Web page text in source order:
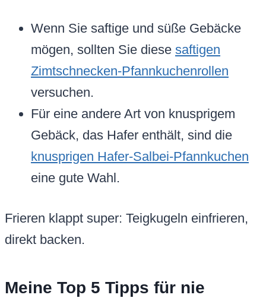
Wenn Sie saftige und süße Gebäcke
mögen, sollten Sie diese saftigen
Zimtschnecken-Pfannkuchenrollen
versuchen.
Für eine andere Art von knusprigem
Gebäck, das Hafer enthält, sind die
knusprigen Hafer-Salbei-Pfannkuchen
eine gute Wahl.
Frieren klappt super: Teigkugeln einfrieren,
direkt backen.
Meine Top 5 Tipps für nie